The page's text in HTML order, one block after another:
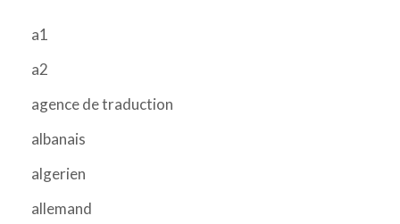
a1
a2
agence de traduction
albanais
algerien
allemand